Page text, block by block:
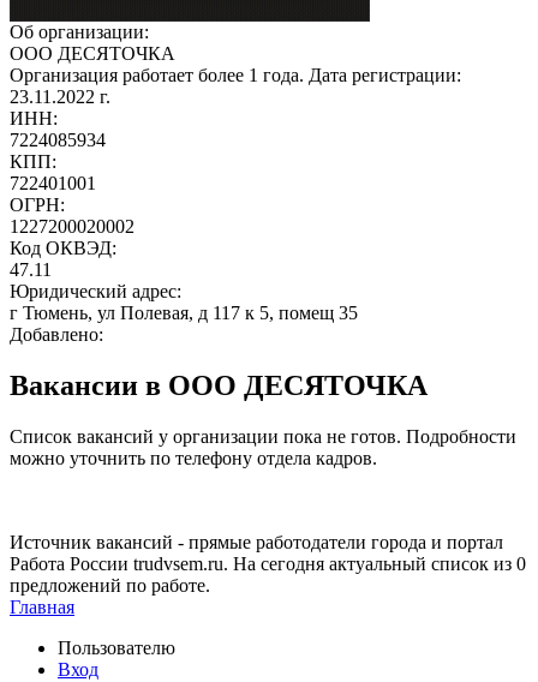
Об организации:
ООО ДЕСЯТОЧКА
Организация работает более 1 года. Дата регистрации:
23.11.2022 г.
ИНН:
7224085934
КПП:
722401001
ОГРН:
1227200020002
Код ОКВЭД:
47.11
Юридический адрес:
г Тюмень, ул Полевая, д 117 к 5, помещ 35
Добавлено:
Вакансии в ООО ДЕСЯТОЧКА
Список вакансий у организации пока не готов. Подробности
можно уточнить по телефону отдела кадров.
Источник вакансий - прямые работодатели города и портал
Работа России trudvsem.ru. На сегодня актуальный список из 0
предложений по работе.
Главная
Пользователю
Вход